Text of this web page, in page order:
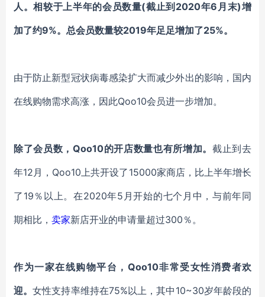
人。相较于上半年的会员数量(截止到2020年6月末)增
加了约9%。总会员数量较2019年足足增加了25%。
由于防止新型冠状病毒感染扩大而减少外出的影响，国内
在线购物需求高涨，因此Qoo10会员进一步增加。
除了会员数， Qoo10的开店数量也有所增加。截止到去
年12月，Qoo10上共开设了15000家商店，比上半年增长
了19％以上。在2020年5月开始的七个月中，与前年同
期相比， 卖家新店开业的申请量超过300％。
作为一家在线购物平台， Qoo10非常受女性消费者欢
迎。女性支持率维持在75%以上，其中10~30岁年龄段的